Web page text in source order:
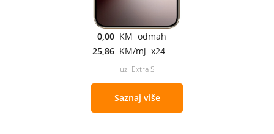
0,00 KM odmah
25,86 KM/mj x24
uz Extra S
Saznaj više